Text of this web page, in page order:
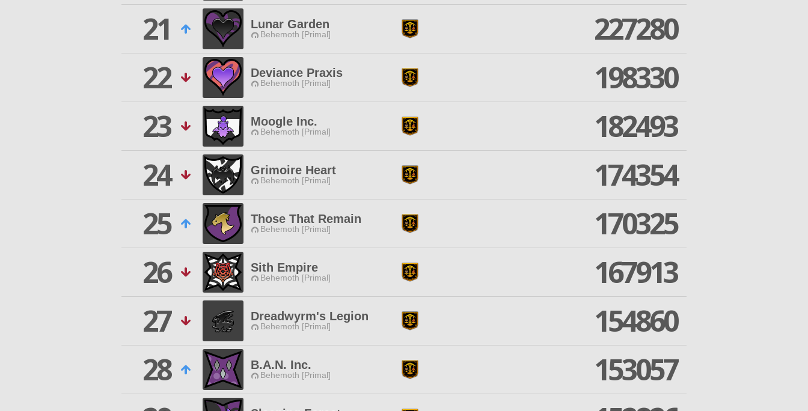
21
Lunar Garden
Behemoth [Primal]
227280
22
Deviance Praxis
Behemoth [Primal]
198330
23
Moogle Inc.
Behemoth [Primal]
182493
24
Grimoire Heart
Behemoth [Primal]
174354
25
Those That Remain
Behemoth [Primal]
170325
26
Sith Empire
Behemoth [Primal]
167913
27
Dreadwyrm's Legion
Behemoth [Primal]
154860
28
B.A.N. Inc.
Behemoth [Primal]
153057